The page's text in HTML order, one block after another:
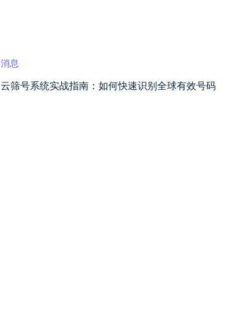
消息
云筛号系统实战指南：如何快速识别全球有效号码